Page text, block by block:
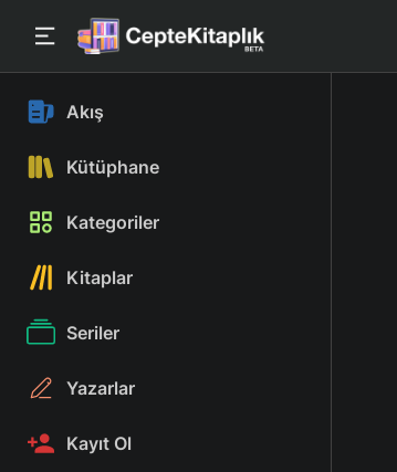
Akış
Kütüphane
Kategoriler
Kitaplar
Seriler
Yazarlar
Kayıt Ol